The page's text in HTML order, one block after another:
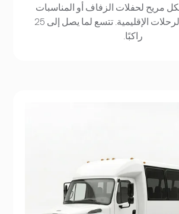
مريح لحفلات الزفاف أو المناسبات
الاجتماعية أو الرحلات الإقليمية. تتسع لما يصل إلى 25
راكبًا.